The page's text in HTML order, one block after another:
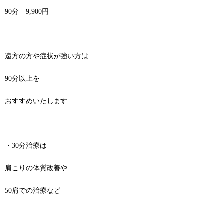
90分 9,900円
遠方の方や症状が強い方は
90分以上を
おすすめいたします
・30分治療は
肩こりの体質改善や
50肩での治療など